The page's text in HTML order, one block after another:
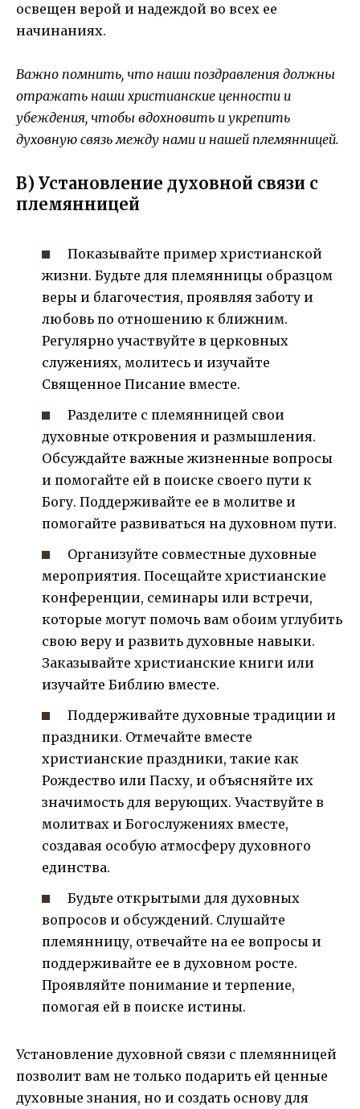
освещен верой и надеждой во всех ее
начинаниях.
Важно помнить, что наши поздравления должны
отражать наши христианские ценности и
убеждения, чтобы вдохновить и укрепить
духовную связь между нами и нашей племянницей.
В) Установление духовной связи с
племянницей
Показывайте пример христианской
жизни. Будьте для племянницы образцом
веры и благочестия, проявляя заботу и
любовь по отношению к ближним.
Регулярно участвуйте в церковных
служениях, молитесь и изучайте
Священное Писание вместе.
Разделите с племянницей свои
духовные откровения и размышления.
Обсуждайте важные жизненные вопросы
и помогайте ей в поиске своего пути к
Богу. Поддерживайте ее в молитве и
помогайте развиваться на духовном пути.
Организуйте совместные духовные
мероприятия. Посещайте христианские
конференции, семинары или встречи,
которые могут помочь вам обоим углубить
свою веру и развить духовные навыки.
Заказывайте христианские книги или
изучайте Библию вместе.
Поддерживайте духовные традиции и
праздники. Отмечайте вместе
христианские праздники, такие как
Рождество или Пасху, и объясняйте их
значимость для верующих. Участвуйте в
молитвах и Богослужениях вместе,
создавая особую атмосферу духовного
единства.
Будьте открытыми для духовных
вопросов и обсуждений. Слушайте
племянницу, отвечайте на ее вопросы и
поддерживайте ее в духовном росте.
Проявляйте понимание и терпение,
помогая ей в поиске истины.
Установление духовной связи с племянницей
позволит вам не только подарить ей ценные
духовные знания, но и создать основу для